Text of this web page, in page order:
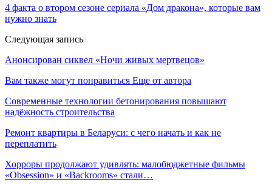
4 факта о втором сезоне сериала «Дом дракона», которые вам
нужно знать
Следующая запись
Анонсирован сиквел «Ночи живых мертвецов»
Вам также могут понравиться Еще от автора
Современные технологии бетонирования повышают
надёжность строительства
Ремонт квартиры в Беларуси: с чего начать и как не
переплатить
Хорроры продолжают удивлять: малобюджетные фильмы
«Obsession» и «Backrooms» стали…